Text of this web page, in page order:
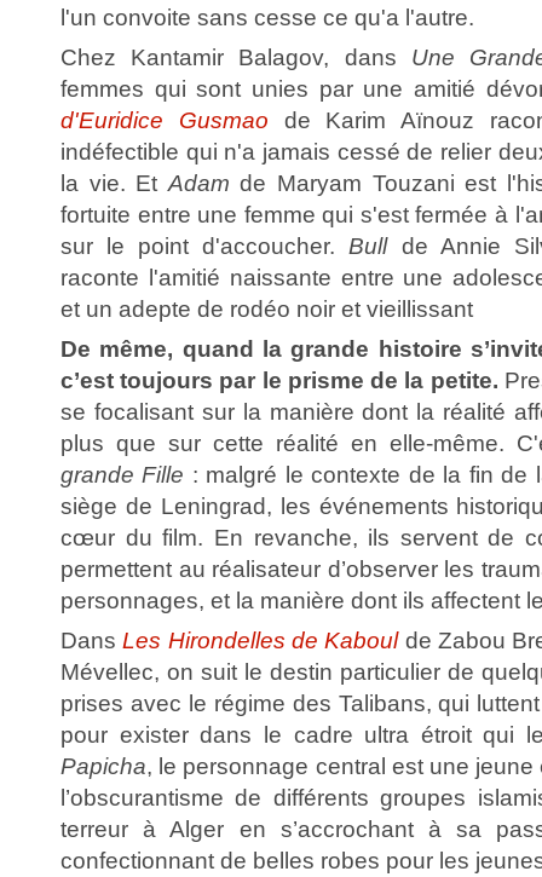
l'un convoite sans cesse ce qu'a l'autre.
Chez Kantamir Balagov, dans Une
femmes qui sont unies par une amitié
d'Euridice Gusmao
de Karim Aïnouz
indéfectible qui n'a jamais cessé de relier
la vie. Et Adamde Maryam Touzani est
fortuite entre une femme qui s'est fermée à
sur le point d'accoucher.Bullde Annie
raconte l'amitié naissante entre une
et un adepte de rodéo noir et vieillissant
De même, quand la grande histoire
c’est toujours par le prisme de la petite.
se focalisant sur la manière dont la réalité
plus que sur cette réalité en elle-même.
grande Fille : malgré le contexte de la fin de
siège de Leningrad, les événements
cœur du film. En revanche, ils servent de
permettent au réalisateur d’observer les
personnages, et la manière dont ils affectent
DansLes Hirondelles de Kaboul de Zabou
Mévellec, on suit le destin particulier de
prises avec le régime des Talibans, qui
pour exister dans le cadre ultra étroit qui
Papicha, le personnage central est une
l’obscurantisme de différents groupes
terreur à Alger en s’accrochant à sa
confectionnant de belles robes pour les